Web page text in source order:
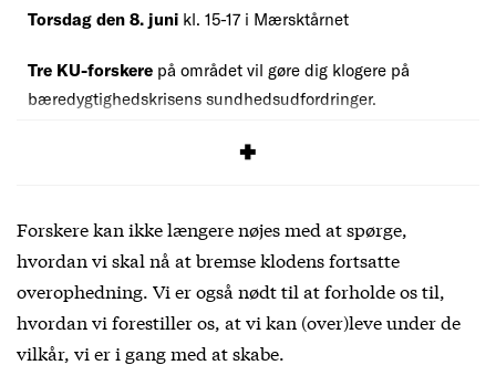
Torsdag den 8. juni kl. 15-17 i Mærsktårnet
Tre KU-forskere på området vil gøre dig klogere på
bæredygtighedskrisens sundhedsudfordringer.
.
Forskere kan ikke længere nøjes med at spørge,
hvordan vi skal nå at bremse klodens fortsatte
overophedning. Vi er også nødt til at forholde os til,
hvordan vi forestiller os, at vi kan (over)leve under de
vilkår, vi er i gang med at skabe.